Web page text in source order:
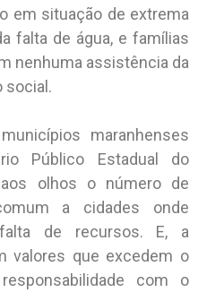
em situação de extrema
falta de água, e famílias
nenhuma assistência da
social.
maranhenses
Público Estadual do
aos olhos o número de
a cidades onde
de recursos. E, a
valores que excedem o
com o